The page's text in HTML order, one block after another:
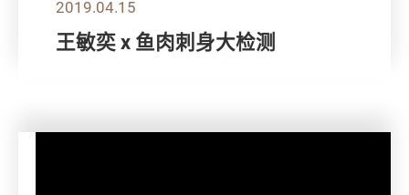
2019.04.15
王敏奕 x 鱼肉刺身大检测